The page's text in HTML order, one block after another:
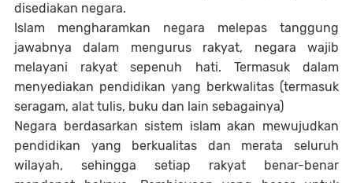
disediakan negara.
Islam mengharamkan negara melepas tanggung
jawabnya dalam mengurus rakyat, negara wajib
melayani rakyat sepenuh hati. Termasuk dalam
menyediakan pendidikan yang berkwalitas (termasuk
seragam, alat tulis, buku dan lain sebagainya)
Negara berdasarkan sistem islam akan mewujudkan
pendidikan yang berkualitas dan merata seluruh
wilayah, sehingga setiap rakyat benar-benar